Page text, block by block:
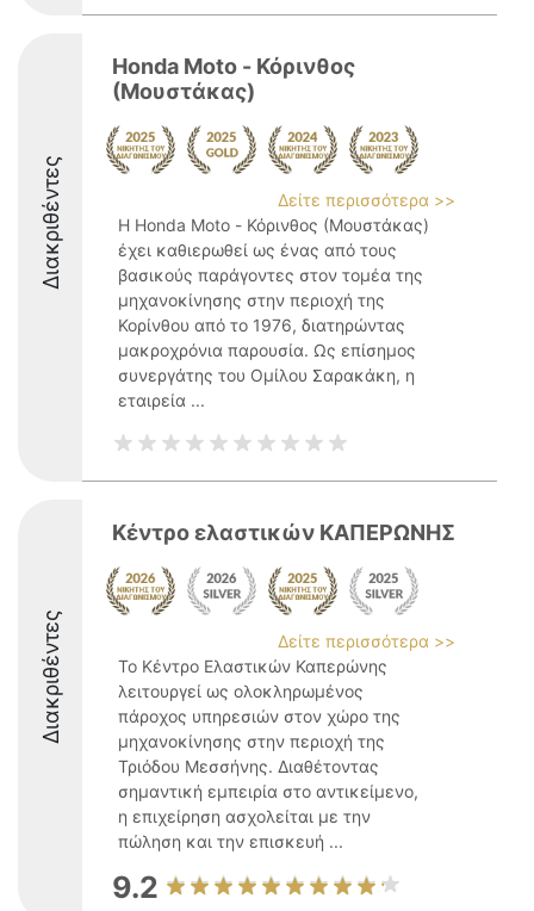
Διακριθέντες
Honda Moto - Κόρινθος
(Μουστάκας)
Δείτε περισσότερα >>
Η Honda Moto - Κόρινθος (Μουστάκας)
έχει καθιερωθεί ως ένας από τους
βασικούς παράγοντες στον τομέα της
μηχανοκίνησης στην περιοχή της
Κορίνθου από το 1976, διατηρώντας
μακροχρόνια παρουσία. Ως επίσημος
συνεργάτης του Ομίλου Σαρακάκη, η
εταιρεία ...
Διακριθέντες
Κέντρο ελαστικών ΚΑΠΕΡΩΝΗΣ
Δείτε περισσότερα >>
Το Κέντρο Ελαστικών Καπερώνης
λειτουργεί ως ολοκληρωμένος
πάροχος υπηρεσιών στον χώρο της
μηχανοκίνησης στην περιοχή της
Τριόδου Μεσσήνης. Διαθέτοντας
σημαντική εμπειρία στο αντικείμενο,
η επιχείρηση ασχολείται με την
πώληση και την επισκευή ...
9.2